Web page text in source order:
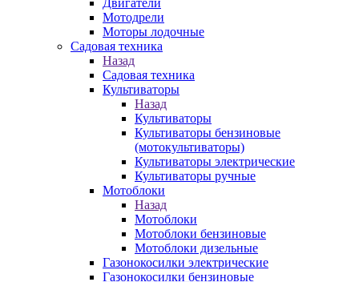
Двигатели
Мотодрели
Моторы лодочные
Садовая техника
Назад
Садовая техника
Культиваторы
Назад
Культиваторы
Культиваторы бензиновые
(мотокультиваторы)
Культиваторы электрические
Культиваторы ручные
Мотоблоки
Назад
Мотоблоки
Мотоблоки бензиновые
Мотоблоки дизельные
Газонокосилки электрические
Газонокосилки бензиновые